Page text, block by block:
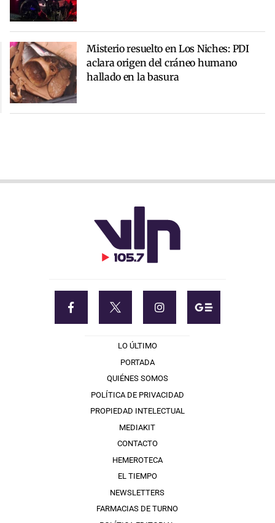
Misterio resuelto en Los Niches: PDI
aclara origen del cráneo humano
hallado en la basura
LO ÚLTIMO
PORTADA
QUIÉNES SOMOS
POLÍTICA DE PRIVACIDAD
PROPIEDAD INTELECTUAL
MEDIAKIT
CONTACTO
HEMEROTECA
EL TIEMPO
NEWSLETTERS
FARMACIAS DE TURNO